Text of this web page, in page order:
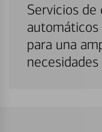
Servicios de
automáticos
para una